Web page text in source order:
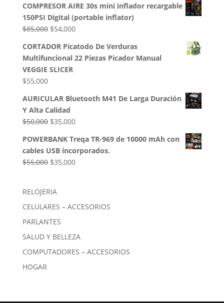
original
era:
$50,000.
actual
es:
$35,000.
COMPRESOR AIRE 30s mini inflador recargable
150PSI Digital (portable inflator)
$85,000 El
original
era:
$85,000.
$54,000El
actual
es:
CORTADOR Picatodo De Verduras
Multifuncional 22 Piezas Picador Manual
VEGGIE SLICER
$55,000
AURICULAR Bluetooth M41 De Larga Duración
Y Alta Calidad
$50,000 El
original
era:
$50,000.
$35,000El
actual
es:
$35,000.
POWERBANK Treqa TR-969 de 10000 mAh con
cables USB incorporados.
$55,000 El
era:
$55,000.
$35,000El
$35,000.
RELOJERIA
CELULARES – ACCESORIOS
PARLANTES
SALUD Y BELLEZA
COMPUTADORES – ACCESORIOS
HOGAR